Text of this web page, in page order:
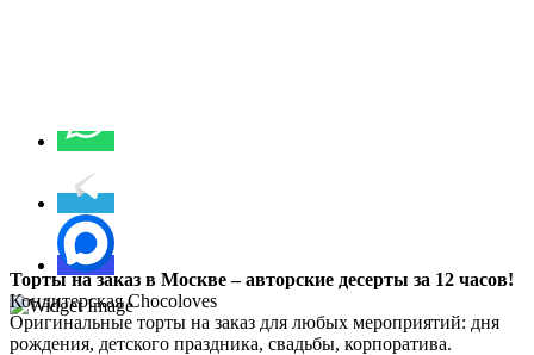
Торты на заказ в Москве – авторские десерты за 12 часов!
Кондитерская Chocoloves
Оригинальные торты на заказ для любых мероприятий: дня
рождения, детского праздника, свадьбы, корпоратива.